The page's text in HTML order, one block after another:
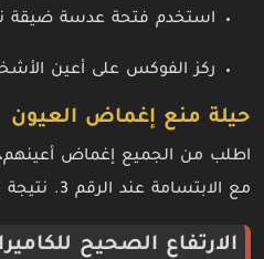
استخدم فتحة عدسة ضيقة
ركز الفوكس على أعين
حيلة منع إغماض العيون
مع الابتسامة عند الرقم 3. نتيجة مضمونة.
الارتفاع الصحيح